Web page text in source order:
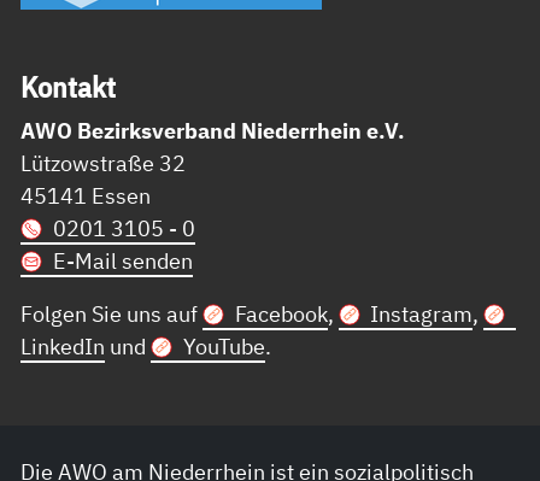
Kon­takt
AWO Bezirksverband Niederrhein e.V.
Lützowstraße 32
45141 Essen
0201 3105 - 0
E-Mail senden
Folgen Sie uns auf
Facebook, Instagram,
LinkedIn und YouTube.
Die AWO am Niederrhein ist ein sozialpolitisch